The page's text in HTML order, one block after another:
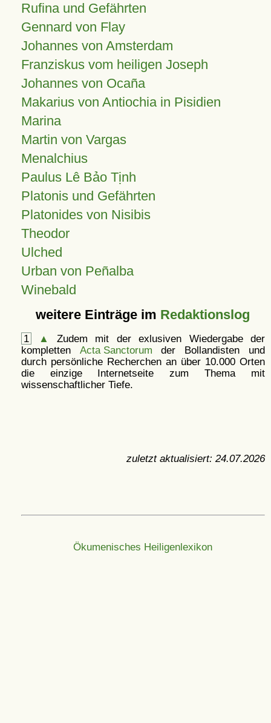
Rufina und Gefährten
Gennard von Flay
Johannes von Amsterdam
Franziskus vom heiligen Joseph
Johannes von Ocaña
Makarius von Antiochia in Pisidien
Marina
Martin von Vargas
Menalchius
Paulus Lê Bảo Tịnh
Platonis und Gefährten
Platonides von Nisibis
Theodor
Ulched
Urban von Peñalba
Winebald
weitere Einträge im Redaktionslog
1 ▲
Zudem mit der exlusiven Wiedergabe der
kompletten Acta Sanctorum der Bollandisten und
durch persönliche Recherchen an über 10.000 Orten
die einzige Internetseite zum Thema mit
wissenschaftlicher Tiefe.
zuletzt aktualisiert: 24.07.2026
Ökumenisches Heiligenlexikon